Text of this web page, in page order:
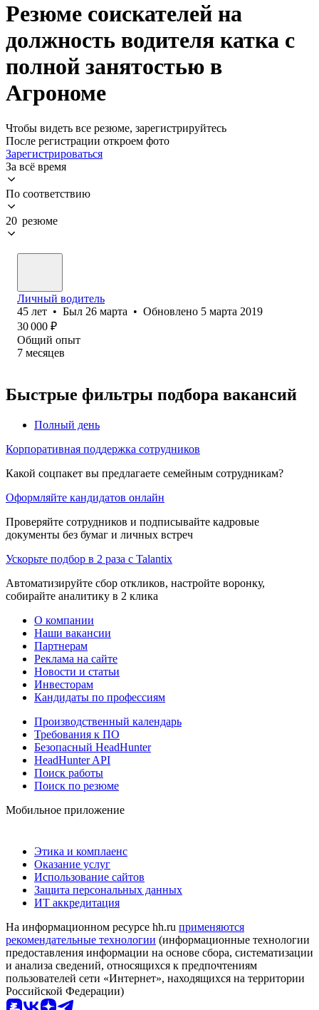
Резюме соискателей на
должность водителя катка с
полной занятостью в
Агрономе
Чтобы видеть все резюме, зарегистрируйтесь
После регистрации откроем фото
Зарегистрироваться
За всё время
По соответствию
20 резюме
Личный водитель
45 лет • Был 26 марта • Обновлено 5 марта 2019
30 000 ₽
Общий опыт
7 месяцев
Быстрые фильтры подбора вакансий
Полный день
Корпоративная поддержка сотрудников
Какой соцпакет вы предлагаете семейным сотрудникам?
Оформляйте кандидатов онлайн
Проверяйте сотрудников и подписывайте кадровые
документы без бумаг и личных встреч
Ускорьте подбор в 2 раза с Talantix
Автоматизируйте сбор откликов, настройте воронку,
собирайте аналитику в 2 клика
О компании
Наши вакансии
Партнерам
Реклама на сайте
Новости и статьи
Инвесторам
Кандидаты по профессиям
Производственный календарь
Требования к ПО
Безопасный HeadHunter
HeadHunter API
Поиск работы
Поиск по резюме
Мобильное приложение
Этика и комплаенс
Оказание услуг
Использование сайтов
Защита персональных данных
ИТ аккредитация
На информационном ресурсе hh.ru применяются
рекомендательные технологии (информационные технологии
предоставления информации на основе сбора, систематизации
и анализа сведений, относящихся к предпочтениям
пользователей сети «Интернет», находящихся на территории
Российской Федерации)